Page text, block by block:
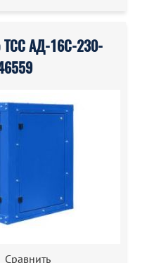
ТСС АД-16С-230-
Сравнить